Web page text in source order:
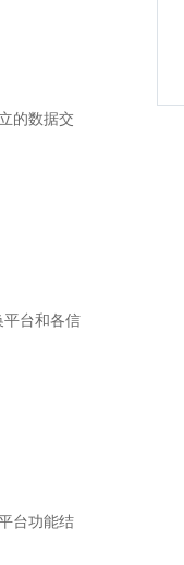
的数据交
台和各信
台功能结